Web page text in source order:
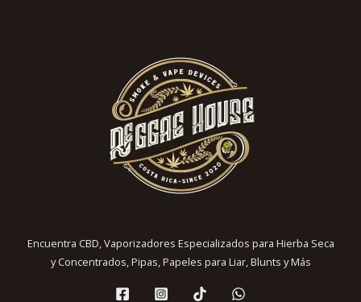
Encuentra CBD, Vaporizadores Especializados para Hierba Seca
y Concentrados, Pipas, Papeles para Liar, Blunts y Más